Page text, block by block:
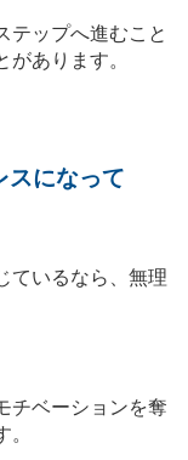
テップへ進むこと
あります。
スになって
ているなら、無理
チベーションを奪